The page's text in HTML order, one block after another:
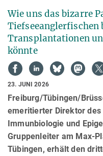
Wie uns das bizarre
Tiefseeanglerfischen
Transplantationen
könnte
23. JUNI 2026
Freiburg/Tübingen/
emeritierter Direktor
Immunbiologie und
Gruppenleiter am Max-
Tübingen, erhält den